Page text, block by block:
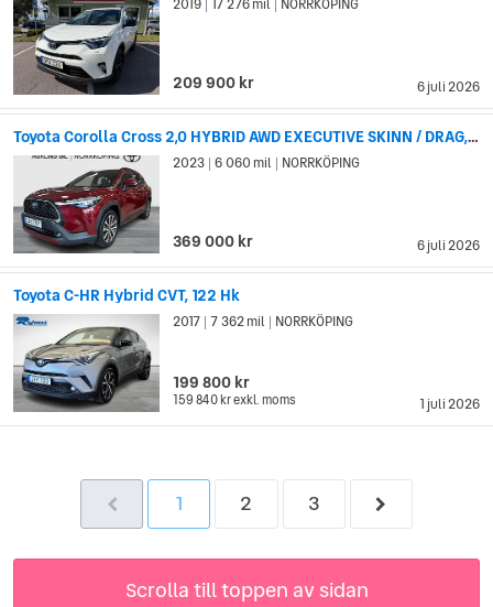
6 juli 2026
2019 17 276 mil NORRKÖPING
209 900 kr
Toyota Corolla Cross 2,0 HYBRID AWD EXECUTIVE SKINN / DRAG, LED-RAMP
6 juli 2026
2023 6 060 mil NORRKÖPING
369 000 kr
Toyota C-HR Hybrid CVT, 122 Hk
1 juli 2026
2017 7 362 mil NORRKÖPING
199 800 kr
159 840 krexkl. moms
1 2 3
Scrolla till toppen av sidan